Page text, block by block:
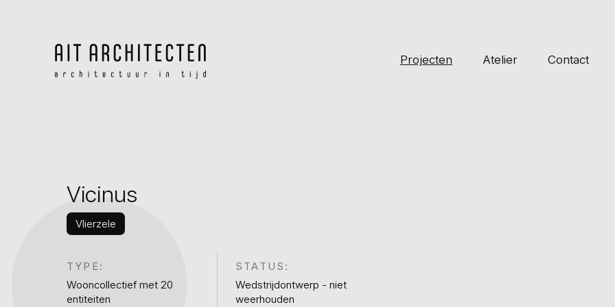
Projecten Atelier Contact
Vicinus
Vlierzele
TYPE:
Wooncollectief met 20
entiteiten
STATUS:
Wedstrijdontwerp - niet
weerhouden